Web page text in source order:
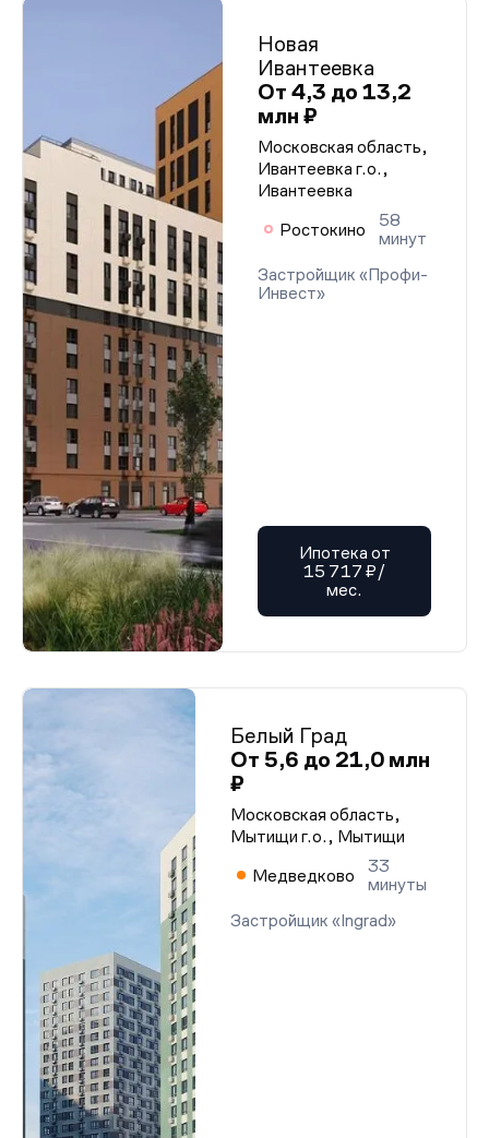
Новая
Ивантеевка
От 4,3 до 13,2
млн ₽
Московская область,
Ивантеевка г.о.,
Ивантеевка
Ростокино
58
минут
Застройщик «Профи-
Инвест»
Ипотека от
15 717 ₽/
мес.
Белый Град
От 5,6 до 21,0 млн
₽
Московская область,
Мытищи г.о., Мытищи
Медведково
33
минуты
Застройщик «Ingrad»